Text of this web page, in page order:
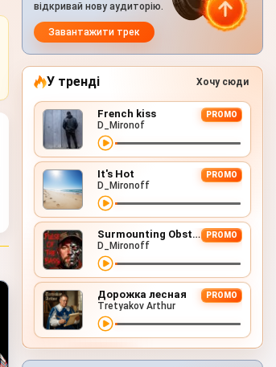
відкривай нову аудиторію.
Завантажити трек
У тренді Хочу сюди
French kiss PROMO
D_Mironof
It's Hot PROMO
D_Mironoff
Surmounting Obstacles (D&B Remix) PROMO
D_Mironoff
Дорожка лесная PROMO
Tretyakov Arthur